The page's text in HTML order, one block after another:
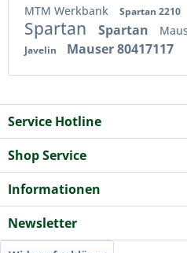
MTM Werkbank Spartan 2210
Spartan
Spartan
Javelin
Mauser 80417117
Service Hotline
Shop Service
Informationen
Newsletter